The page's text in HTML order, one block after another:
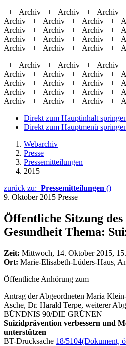
+++ Archiv +++ Archiv +++ Archiv
Archiv +++ Archiv +++ Archiv +++
Archiv +++ Archiv +++ Archiv +++
Archiv +++ Archiv +++ Archiv +++
Archiv +++ Archiv +++ Archiv +++
+++ Archiv +++ Archiv +++ Archiv
Archiv +++ Archiv +++ Archiv +++
Archiv +++ Archiv +++ Archiv +++
Archiv +++ Archiv +++ Archiv +++
Archiv +++ Archiv +++ Archiv +++
Direkt zum Hauptinhalt
Direkt zum Hauptmenü
Webarchiv
Presse
Pressemitteilungen
2015
zurück zu: Pressemitteilungen ()
9. Oktober 2015 Presse
Öffentliche Sitzung des
Gesundheit Thema:
Zeit: Mittwoch, 14. Oktober 2015,
Ort: Marie-Elisabeth-Lüders-Haus,
Öffentliche Anhörung zum
Antrag der Abgeordneten Maria
Asche, Dr. Harald Terpe, weiterer
BÜNDNIS 90/DIE GRÜNEN
Suizidprävention verbessern und
unterstützen
BT-Drucksache 18/5104(Dokument,